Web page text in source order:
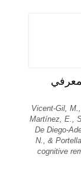
Vicent-Gil,
Martínez, E.,
De Diego-
N., &
cognitive